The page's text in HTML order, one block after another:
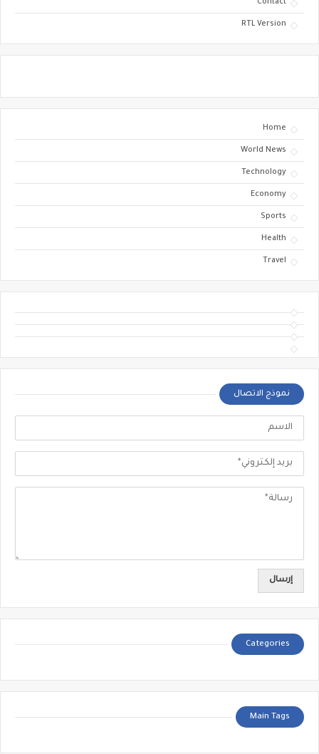
Contact
RTL Version
Home
World News
Technology
Economy
Sports
Health
Travel
نموذج الاتصال
Categories
Main Tags